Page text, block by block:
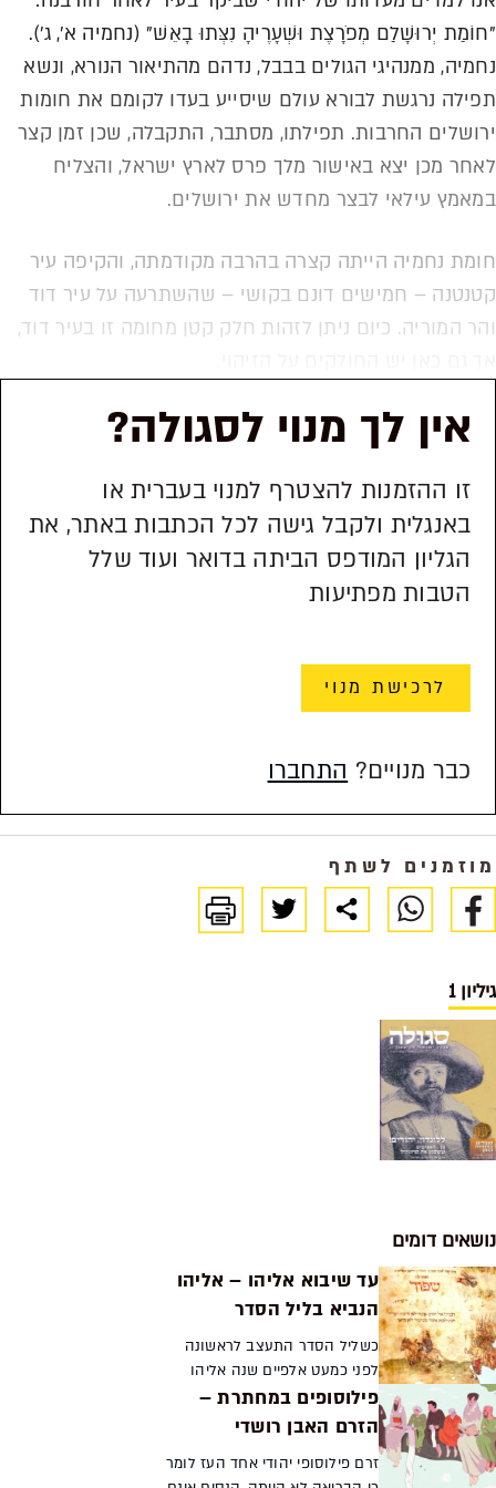
"חוֹמַת יְרוּשָׁלִַם מְפֹרָצֶת וּשְׁעָרֶיהָ נִצְּתוּ בָאֵשׁ" (נחמיה א', ג').
נחמיה, ממנהיגי הגולים בבבל, נדהם מהתיאור הנורא, ונשא
תפילה נרגשת לבורא עולם שיסייע בעדו לקומם את חומות
ירושלים החרבות. תפילתו, מסתבר, התקבלה, שכן זמן קצר
לאחר מכן יצא באישור מלך פרס לארץ ישראל, והצליח
במאמץ עילאי לבצר מחדש את ירושלים.
חומת נחמיה הייתה קצרה בהרבה מקודמתה, והקיפה עיר
קטנטנה – חמישים דונם בקושי – שהשתרעה על עיר דוד
והר המוריה. כיום ניתן לזהות חלק קטן מחומה זו בעיר דוד,
אין לך מנוי לסגולה?
זו ההזמנות להצטרף למנוי בעברית או
באנגלית ולקבל גישה לכל הכתבות באתר, את
הגליון המודפס הביתה בדואר ועוד שלל
הטבות מפתיעות
לרכישת מנוי
כבר מנויים? התחברו
מוזמנים לשתף
גיליון 1
נושאים דומים
עד שיבוא אליהו – אליהו
הנביא בליל הסדר
כשליל הסדר התעצב לראשונה
לפני כמעט אלפיים שנה אליהו
הנביא לא היה חלק ממנו. איך
הפך הנביא הקנאי לאורח
הסדר במסורת אשכנז חושפים
פילוסופים במחתרת –
הזרם האבן רושדי
זרם פילוסופי יהודי אחד העז לומר